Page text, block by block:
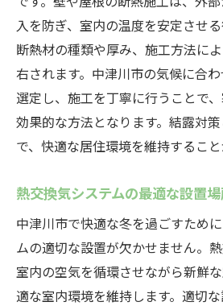
入を防ぎ、室内の温度を安定させる
断熱材の種類や厚み、施工方法に
右されます。中津川市の気候に合
選定し、施工を丁寧に行うことで
効果的な方法となります。結露対
で、快適な居住環境を維持すること
熱交換気システムの最適な設置
中津川市で快適な冬を過ごすため
ムの適切な設置が欠かせません。
室内の空気を循環させながら新鮮
適な室内環境を維持します。適切